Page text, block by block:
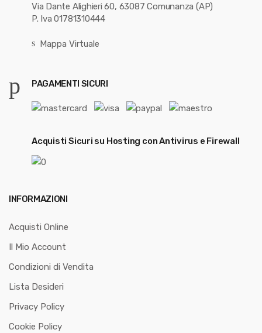
Via Dante Alighieri 60, 63087 Comunanza (AP)
P. Iva 01781310444
Mappa Virtuale
PAGAMENTI SICURI
Acquisti Sicuri su Hosting con Antivirus e Firewall
INFORMAZIONI
Acquisti Online
Il Mio Account
Condizioni di Vendita
Lista Desideri
Privacy Policy
Cookie Policy